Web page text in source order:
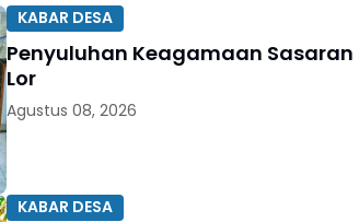
KABAR DESA
Penyuluhan Keagamaan Sasaran
Lor
Agustus 08, 2026
KABAR DESA